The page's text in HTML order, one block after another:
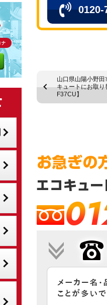
0120-
山口県山陽小野田
キュートにお取り
F37CU】